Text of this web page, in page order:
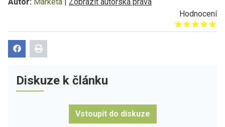
Hodnocení
Give it 1/5
Give it 2/5
Give it 3/5
Give it 4/5
Give it 5/5
Diskuze k článku
Vstoupit do diskuze